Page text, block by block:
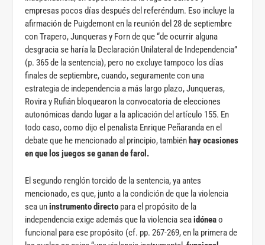
empresas pocos días después del referéndum. Eso incluye la
afirmación de Puigdemont en la reunión del 28 de septiembre
con Trapero, Junqueras y Forn de que “de ocurrir alguna
desgracia se haría la Declaración Unilateral de Independencia”
(p. 365 de la sentencia), pero no excluye tampoco los días
finales de septiembre, cuando, seguramente con una
estrategia de independencia a más largo plazo, Junqueras,
Rovira y Rufián bloquearon la convocatoria de elecciones
autonómicas dando lugar a la aplicación del artículo 155. En
todo caso, como dijo el penalista Enrique Peñaranda en el
debate que he mencionado al principio, también hay ocasiones
en que los juegos se ganan de farol.
El segundo renglón torcido de la sentencia, ya antes
mencionado, es que, junto a la condición de que la violencia
sea uninstrumento directo para el propósito de la
independencia exige además que la violencia seaidóneao
funcional para ese propósito (cf. pp. 267-269, en la primera de